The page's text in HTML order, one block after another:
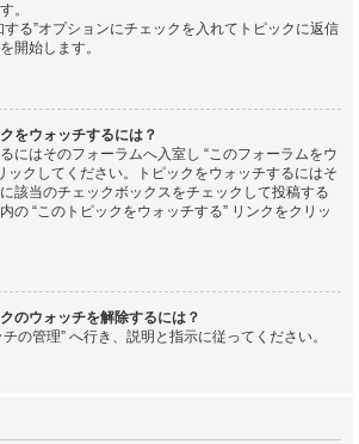
。
る”オプションにチェックを入れてトピックに返信
開始します。
をウォッチするには？
にはそのフォーラムへ入室し “このフォーラムをウ
ックしてください。トピックをウォッチするにはそ
該当のチェックボックスをチェックして投稿する
の “このトピックをウォッチする” リンクをクリッ
のウォッチを解除するには？
の管理” へ行き、説明と指示に従ってください。